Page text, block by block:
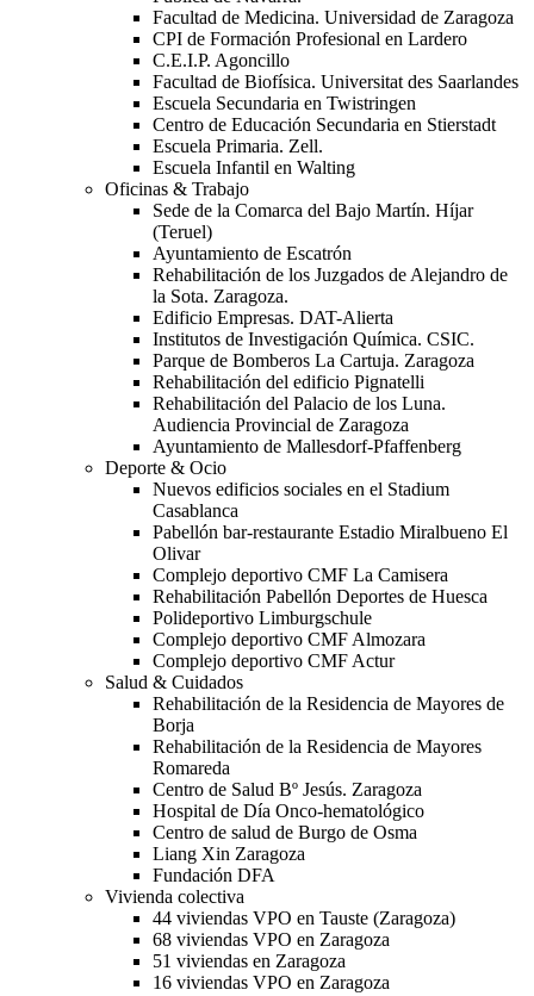
Facultad de Medicina. Universidad de Zaragoza
CPI de Formación Profesional en Lardero
C.E.I.P. Agoncillo
Facultad de Biofísica. Universitat des Saarlandes
Escuela Secundaria en Twistringen
Centro de Educación Secundaria en Stierstadt
Escuela Primaria. Zell.
Escuela Infantil en Walting
Oficinas & Trabajo
Sede de la Comarca del Bajo Martín. Híjar
(Teruel)
Ayuntamiento de Escatrón
Rehabilitación de los Juzgados de Alejandro de
la Sota. Zaragoza.
Edificio Empresas. DAT-Alierta
Institutos de Investigación Química. CSIC.
Parque de Bomberos La Cartuja. Zaragoza
Rehabilitación del edificio Pignatelli
Rehabilitación del Palacio de los Luna.
Audiencia Provincial de Zaragoza
Ayuntamiento de Mallesdorf-Pfaffenberg
Deporte & Ocio
Nuevos edificios sociales en el Stadium
Casablanca
Pabellón bar-restaurante Estadio Miralbueno El
Olivar
Complejo deportivo CMF La Camisera
Rehabilitación Pabellón Deportes de Huesca
Polideportivo Limburgschule
Complejo deportivo CMF Almozara
Complejo deportivo CMF Actur
Salud & Cuidados
Rehabilitación de la Residencia de Mayores de
Borja
Rehabilitación de la Residencia de Mayores
Romareda
Centro de Salud Bº Jesús. Zaragoza
Hospital de Día Onco-hematológico
Centro de salud de Burgo de Osma
Liang Xin Zaragoza
Fundación DFA
Vivienda colectiva
44 viviendas VPO en Tauste (Zaragoza)
68 viviendas VPO en Zaragoza
51 viviendas en Zaragoza
16 viviendas VPO en Zaragoza